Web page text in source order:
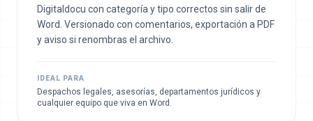
Digitaldocu con categoría y tipo correctos sin salir de
Word. Versionado con comentarios, exportación a PDF
y aviso si renombras el archivo.
IDEAL PARA
Despachos legales, asesorías, departamentos jurídicos y
cualquier equipo que viva en Word.